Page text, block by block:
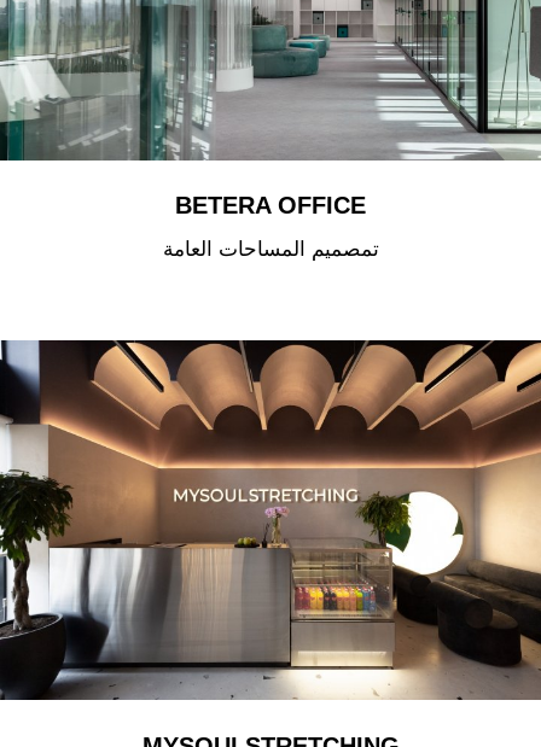
BETERA OFFICE
تمصميم المساحات العامة